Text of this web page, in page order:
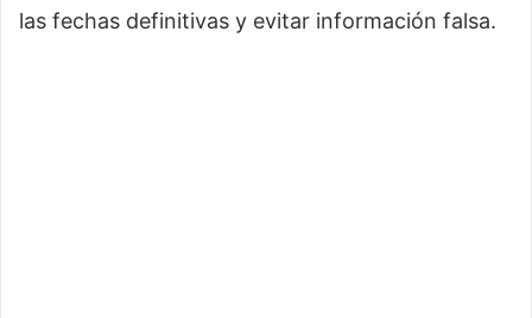
las fechas definitivas y evitar información falsa.